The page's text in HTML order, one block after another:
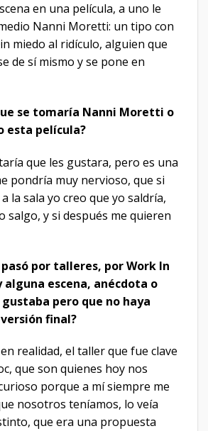
en una película, a uno le
Nanni Moretti: un tipo con
miedo al ridículo, alguien que
de sí mismo y se pone en
se tomaría Nanni Moretti o
esta película?
que les gustara, pero es una
pondría muy nervioso, que si
la sala yo creo que yo saldría,
salgo, y si después me quieren
por talleres, por Work In
alguna escena, anécdota o
pero que no haya
final?
realidad, el taller que fue clave
que son quienes hoy nos
porque a mí siempre me
nosotros teníamos, lo veía
que era una propuesta